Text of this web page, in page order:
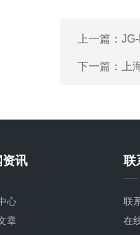
上一篇：
下一篇： 上
资讯
心
章
联
联
在